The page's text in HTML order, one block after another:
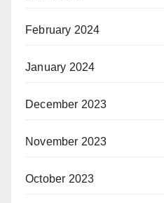
February 2024
January 2024
December 2023
November 2023
October 2023